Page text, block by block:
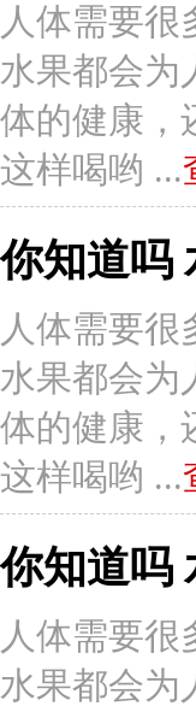
人体需要
水果都会为
体的健康，
这样喝哟 ...
你知道吗
人体需要
水果都会为
体的健康，
这样喝哟 ...
你知道吗
人体需要
水果都会为